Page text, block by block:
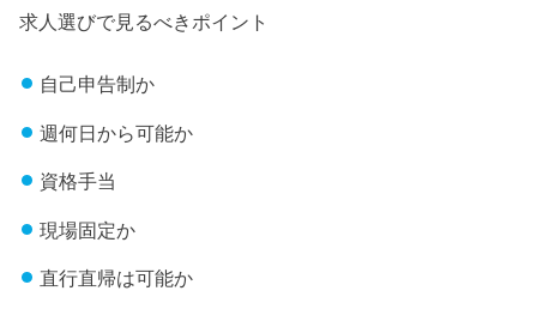
求人選びで見るべきポイント
自己申告制か
週何日から可能か
資格手当
現場固定か
直行直帰は可能か